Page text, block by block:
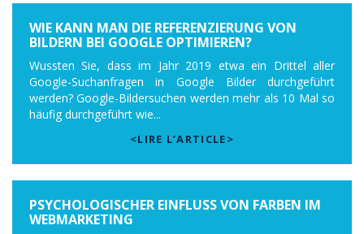
WIE KANN MAN DIE REFERENZIERUNG VON
BILDERN BEI GOOGLE OPTIMIEREN?
Wussten Sie, dass im Jahr 2019 etwa ein Drittel aller
Google-Suchanfragen in Google Bilder durchgeführt
werden? Google-Bildersuchen werden mehr als 10 Mal so
häufig durchgeführt wie...
<LIRE L’ARTICLE>
PSYCHOLOGISCHER EINFLUSS VON FARBEN IM
WEBMARKETING